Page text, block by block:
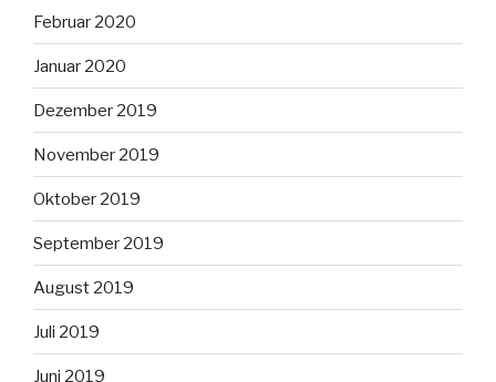
Februar 2020
Januar 2020
Dezember 2019
November 2019
Oktober 2019
September 2019
August 2019
Juli 2019
Juni 2019